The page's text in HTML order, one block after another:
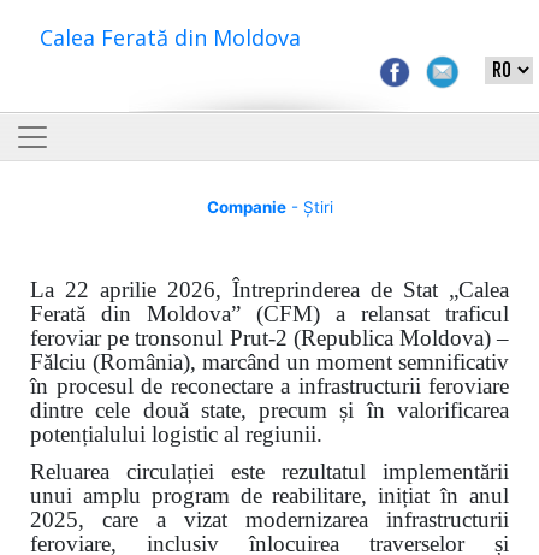
Calea Ferată din Moldova
Companie- Știri
La 22 aprilie 2026, Întreprinderea de Stat „Calea
Ferată din Moldova” (CFM) a relansat traficul
feroviar pe tronsonul Prut-2 (Republica Moldova) –
Fălciu (România), marcând un moment semnificativ
în procesul de reconectare a infrastructurii feroviare
dintre cele două state, precum și în valorificarea
potențialului logistic al regiunii.
Reluarea circulației este rezultatul implementării
unui amplu program de reabilitare, inițiat în anul
2025, care a vizat modernizarea infrastructurii
feroviare, inclusiv înlocuirea traverselor și